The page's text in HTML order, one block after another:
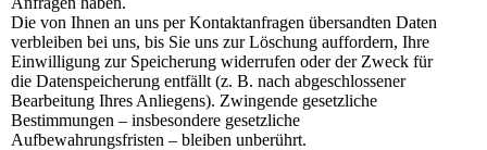
Die von Ihnen an uns per Kontaktanfragen übersandten Daten
verbleiben bei uns, bis Sie uns zur Löschung auffordern, Ihre
Einwilligung zur Speicherung widerrufen oder der Zweck für
die Datenspeicherung entfällt (z. B. nach abgeschlossener
Bearbeitung Ihres Anliegens). Zwingende gesetzliche
Bestimmungen – insbesondere gesetzliche
Aufbewahrungsfristen – bleiben unberührt.